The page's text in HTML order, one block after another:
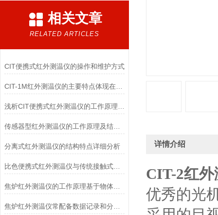
相关文章
RELATED ARTICLES
CIT便携式红外测温仪的操作和维护方式
CIT-1M红外测温仪的主要特点体现在哪些方面？
传感器型红外测温仪的工作原理及结构特点
分离式红外测温仪的结构特点详细分析
比色便携式红外测温仪与传统接触式测量方法相比有哪些优势？
焦炉红外测温仪的工作原理基于物体的辐射特性
详情介绍
CIT-2红
优秀的光